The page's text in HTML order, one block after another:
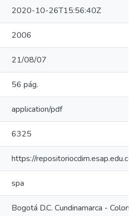
2020-10-26T15:56:40Z
2006
21/08/07
56 pág.
application/pdf
6325
https://
spa
Bogotá D.C. Cundinamarca -